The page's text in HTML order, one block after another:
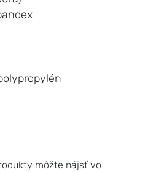
môžte nájsť vo